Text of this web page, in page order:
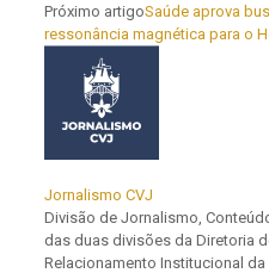
Próximo artigoSaúde aprova
ressonância magnética para o
Jornalismo CVJ
Divisão de Jornalismo,
das duas divisões da Diretoria
Relacionamento Institucional